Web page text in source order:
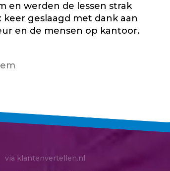
en werden de lessen strak
keer geslaagd met dank aan
en de mensen op kantoor.
via klantenvertellen.nl